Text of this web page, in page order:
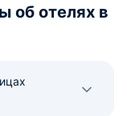
об отелях в